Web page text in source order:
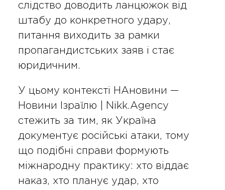
слідство доводить ланцюжок від
штабу до конкретного удару,
питання виходить за рамки
пропагандистських заяв і стає
юридичним.
У цьому контексті НАновини —
Новини Ізраїлю | Nikk.Agency
стежить за тим, як Україна
документує російські атаки, тому
що подібні справи формують
міжнародну практику: хто віддає
наказ, хто планує удар, хто